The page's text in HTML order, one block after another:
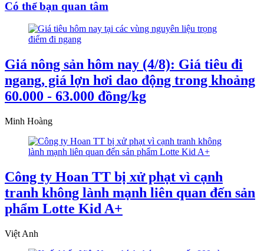
Có thể bạn quan tâm
Giá nông sản hôm nay (4/8): Giá tiêu đi
ngang, giá lợn hơi dao động trong khoảng
60.000 - 63.000 đồng/kg
Minh Hoàng
Công ty Hoan TT bị xử phạt vì cạnh
tranh không lành mạnh liên quan đến sản
phẩm Lotte Kid A+
Việt Anh